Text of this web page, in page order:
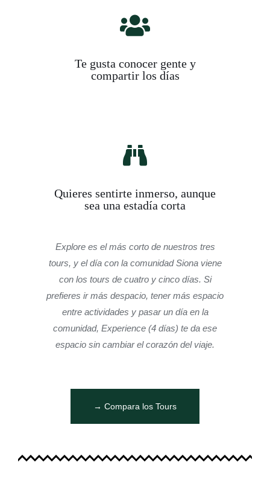
Te gusta conocer gente y
compartir los días
Quieres sentirte inmerso, aunque
sea una estadía corta
Explore es el más corto de nuestros tres
tours, y el día con la comunidad Siona viene
con los tours de cuatro y cinco días. Si
prefieres ir más despacio, tener más espacio
entre actividades y pasar un día en la
comunidad, Experience (4 días) te da ese
espacio sin cambiar el corazón del viaje.
→ Compara los Tours